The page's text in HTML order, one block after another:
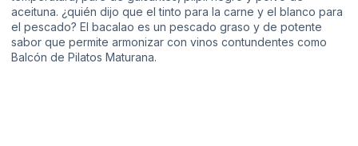
aceituna. ¿quién dijo que el tinto para la carne y el blanco para
el pescado? El bacalao es un pescado graso y de potente
sabor que permite armonizar con vinos contundentes como
Balcón de Pilatos Maturana.